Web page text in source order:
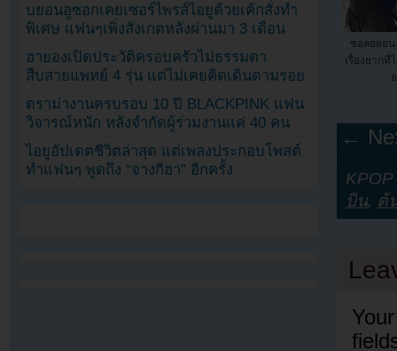
ซอลฮยอน
เรื่องยากที่
←
บิน, ต้
บยอนอูซอกเคยเซอร์ไพรส์ไอยูด้วยเค้กสั่งทำ
พิเศษ แฟนๆเพิ่งสังเกตหลังผ่านมา 3 เดือน
ฮายองเปิดประวัติครอบครัวไม่ธรรมดา
สืบสายแพทย์ 4 รุ่น แต่ไม่เคยคิดเดินตามรอย
ดราม่างานครบรอบ 10 ปี BLACKPINK แฟน
วิจารณ์หนัก หลังจำกัดผู้ร่วมงานแค่ 40 คน
ไอยูอัปเดตชีวิตล่าสุด แต่เพลงประกอบโพสต์
ทำแฟนๆ พูดถึง “จางกีฮา” อีกครั้ง